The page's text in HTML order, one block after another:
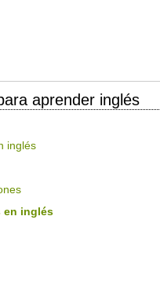
aprender inglés
inglés
en inglés